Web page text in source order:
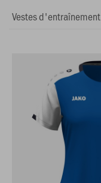
Vestes d'entraînement